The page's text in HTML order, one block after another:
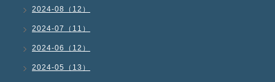
2024-08（12）
2024-07（11）
2024-06（12）
2024-05（13）